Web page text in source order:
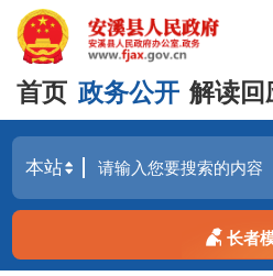
首页 政务公开 解读回
长者